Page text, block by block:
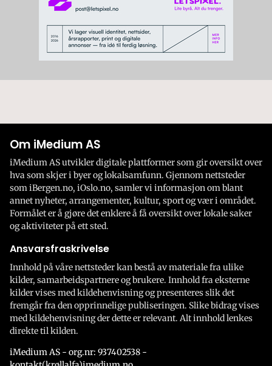
Om iMedium AS
iMedium AS utvikler digitale plattformer som gir oversikt over
hva som skjer i byer og lokalsamfunn. Gjennom nettsteder
som iBergen.no, iOslo.no, samler vi informasjon om blant
annet nyheter, arrangementer, kultur, sport og vær i området.
Formålet er å gjøre det enklere å få oversikt over lokale saker
og aktiviteter på ett sted.
Ansvarsfraskrivelse
Innhold på våre nettsteder kan bestå av materiale fra ulike
kilder, samarbeidspartnere og brukere. Innhold fra eksterne
kilder vises med kildehenvisning og presenteres slik det
fremgår fra den opprinnelige publiseringen. Slike bidrag vises
med kildehenvisning der dette er relevant. Alt innhold lenkes
direkte til kilden.
iMedium AS - org.nr: 937402538 -